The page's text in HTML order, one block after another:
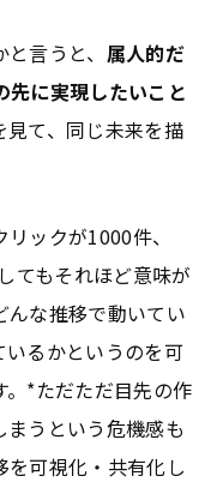
言うと、 属人的だ
先に実現したいこと
見て、同じ未来を描
リックが1000件、
てもそれほど意味が
んな推移で動いてい
いるかというのを可
。*ただただ目先の作
うという危機感も
を可視化・共有化し